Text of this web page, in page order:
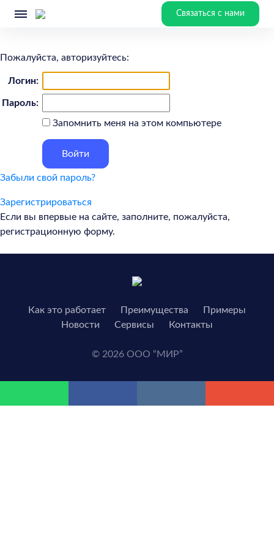
Связаться с нами
Пожалуйста, авторизуйтесь:
Логин:
Пароль:
Запомнить меня на этом компьютере
Забыли свой пароль?
Зарегистрироваться
Если вы впервые на сайте, заполните, пожалуйста,
регистрационную форму.
Как это работает Преимущества
Примеры
Новости
Сервисы Контакты
© 2026 ООО “МИР”